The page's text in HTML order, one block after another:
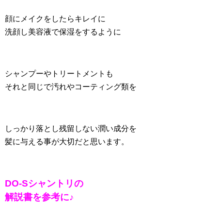
顔にメイクをしたらキレイに
洗顔し美容液で保湿をするように
シャンプーやトリートメントも
それと同じで汚れやコーティング類を
しっかり落とし残留しない潤い成分を
髪に与える事が大切だと思います。
DO-Sシャントリの
解説書を参考に♪